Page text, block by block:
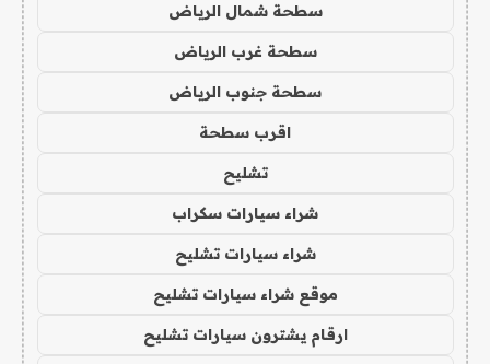
سطحة شمال الرياض
سطحة غرب الرياض
سطحة جنوب الرياض
اقرب سطحة
تشليح
شراء سيارات سكراب
شراء سيارات تشليح
موقع شراء سيارات تشليح
ارقام يشترون سيارات تشليح